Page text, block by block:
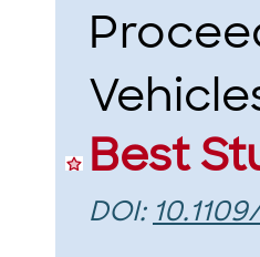
Best
DOI: